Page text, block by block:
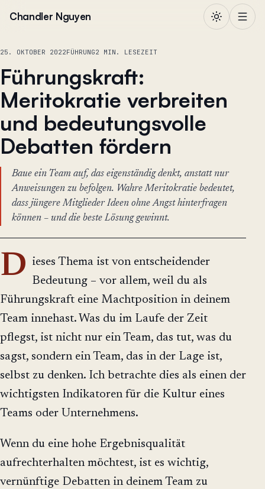
Chandler Nguyen
25. OKTOBER 2022FÜHRUNG2 MIN. LESEZEIT
Führungskraft:
Meritokratie verbreiten
und bedeutungsvolle
Debatten fördern
Baue ein Team auf, das eigenständig denkt, anstatt nur
Anweisungen zu befolgen. Wahre Meritokratie bedeutet,
dass jüngere Mitglieder Ideen ohne Angst hinterfragen
können – und die beste Lösung gewinnt.
D ieses Thema ist von entscheidender
Bedeutung – vor allem, weil du als
Führungskraft eine Machtposition in deinem
Team innehast. Was du im Laufe der Zeit
pflegst, ist nicht nur ein Team, das tut, was du
sagst, sondern ein Team, das in der Lage ist,
selbst zu denken. Ich betrachte dies als einen der
wichtigsten Indikatoren für die Kultur eines
Teams oder Unternehmens.
Wenn du eine hohe Ergebnisqualität
aufrechterhalten möchtest, ist es wichtig,
vernünftige Debatten in deinem Team zu